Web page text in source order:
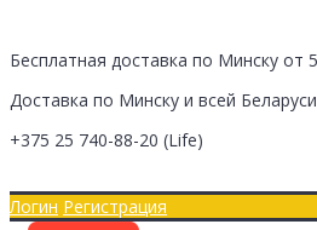
Бесплатная доставка по Минску от
Доставка по Минску и всей Беларуси
+375 25 740-88-20 (Life)
Логин Регистрация